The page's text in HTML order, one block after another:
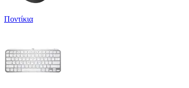
Ποντίκια